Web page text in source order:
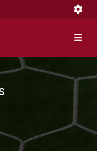
UB
deportivas